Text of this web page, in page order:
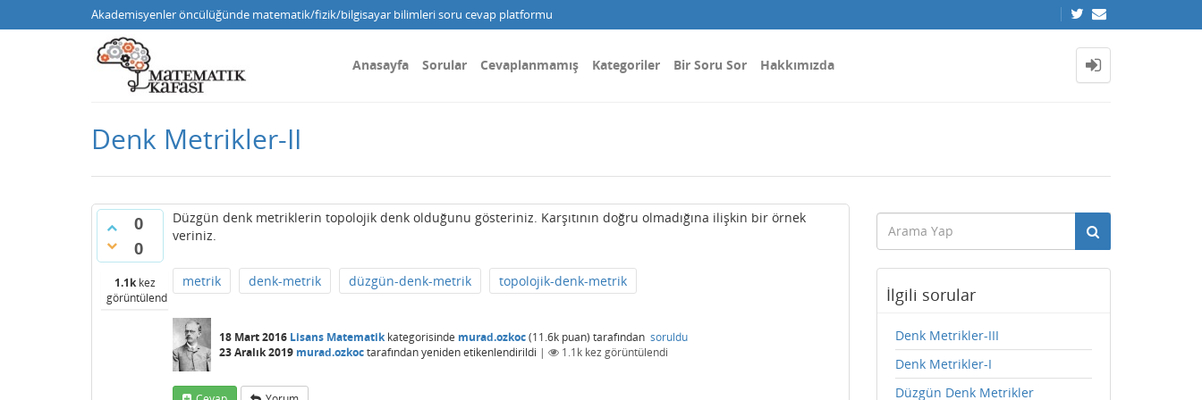
Akademisyenler öncülüğünde matematik/fizik/bilgisayar bilimleri soru cevap platformu
Anasayfa Sorular Cevaplanmamış Kategoriler Bir Soru Sor Hakkımızda
Denk Metrikler-II
0
0
1.1kkez
görüntülendi
Düzgün denk metriklerin topolojik denk olduğunu gösteriniz. Karşıtının doğru olmadığına ilişkin bir örnek
veriniz.
metrik denk-metrik düzgün-denk-metrik topolojik-denk-metrik
18 Mart 2016 Lisans Matematikkategorisinde murad.ozkoc(11.6k puan) tarafından soruldu
23 Aralık 2019 murad.ozkoctarafındanyeniden etikenlendirildi | 1.1k kez görüntülendi
İlgili sorular
Denk Metrikler-III
Denk Metrikler-I
Düzgün Denk Metrikler